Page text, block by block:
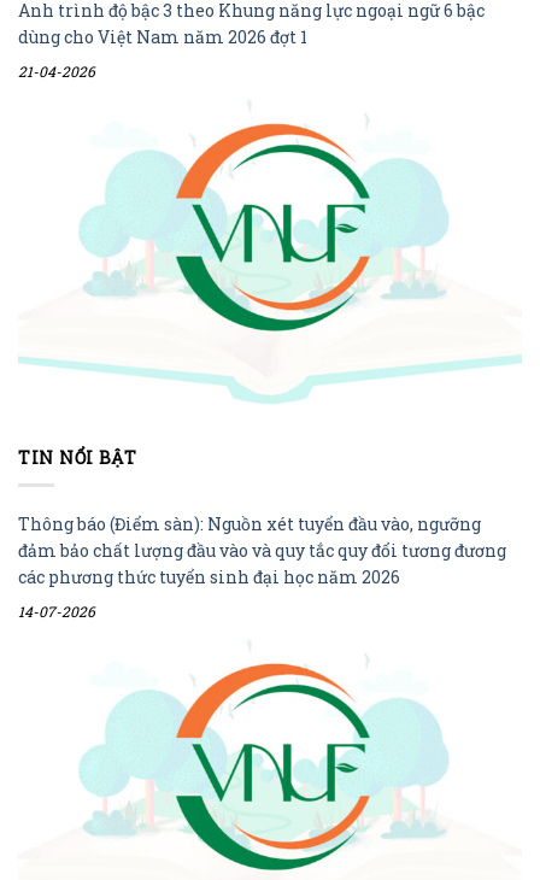
Anh trình độ bậc 3 theo Khung năng lực ngoại ngữ 6 bậc
dùng cho Việt Nam năm 2026 đợt 1
21-04-2026
TIN NỔI BẬT
Thông báo (Điểm sàn): Nguồn xét tuyển đầu vào, ngưỡng
đảm bảo chất lượng đầu vào và quy tắc quy đổi tương đương
các phương thức tuyển sinh đại học năm 2026
14-07-2026